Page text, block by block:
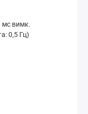
мс вимк.
0,5 Гц)